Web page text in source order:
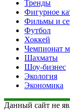
Тренды
Фигурное
Фильмы и
Футбол
Хоккей
Чемпионат
Шахматы
Шоу-бизнес
Экология
Экономика
Данный сайт не